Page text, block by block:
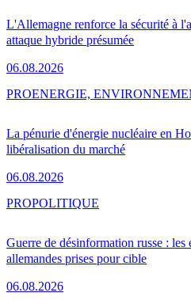
L'Allemagne renforce la sécurité à
attaque hybride présumée
06.08.2026
La pénurie d'énergie nucléaire en
libéralisation du marché
06.08.2026
PROENERGIE,
Guerre de désinformation russe : les
allemandes prises pour cible
06.08.2026
PROPOLITIQUE